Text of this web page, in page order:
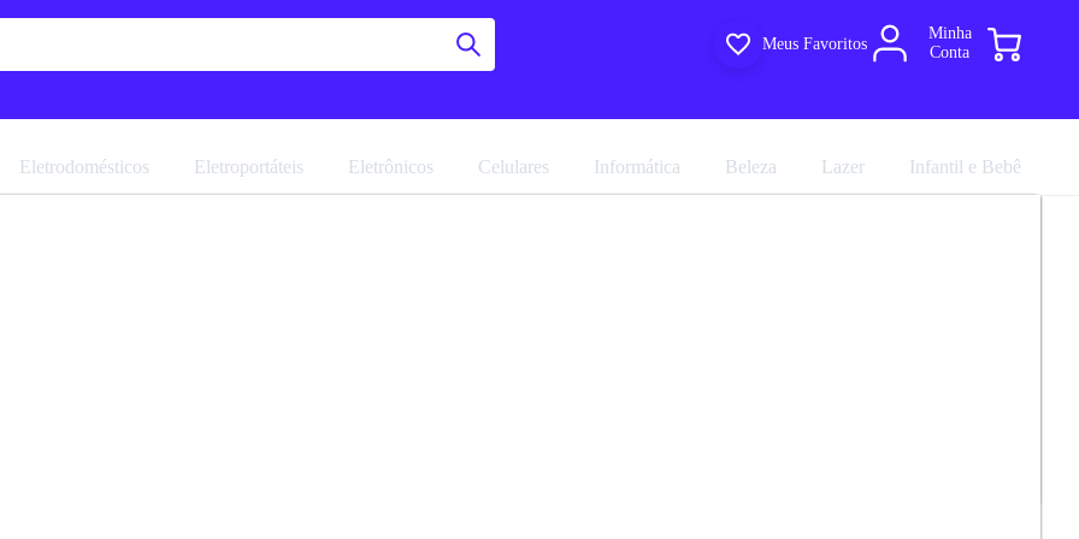
Meus Favoritos
Minha
Conta
Eletrodomésticos Eletroportáteis Eletrônicos Celulares Informática Beleza Lazer Infantil e Bebê